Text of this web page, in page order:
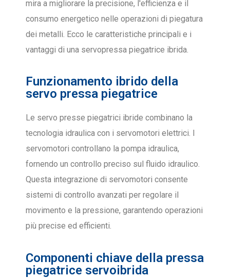
mira a migliorare la precisione, l'efficienza e il
consumo energetico nelle operazioni di piegatura
dei metalli. Ecco le caratteristiche principali e i
vantaggi di una servopressa piegatrice ibrida.
Funzionamento ibrido della
servo pressa piegatrice
Le servo presse piegatrici ibride combinano la
tecnologia idraulica con i servomotori elettrici. I
servomotori controllano la pompa idraulica,
fornendo un controllo preciso sul fluido idraulico.
Questa integrazione di servomotori consente
sistemi di controllo avanzati per regolare il
movimento e la pressione, garantendo operazioni
più precise ed efficienti.
Componenti chiave della pressa
piegatrice servoibrida